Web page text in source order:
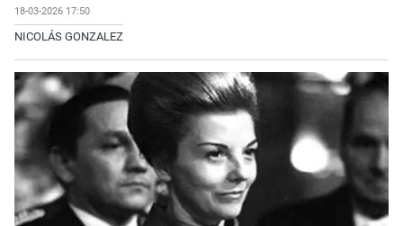
18-03-2026 17:50
NICOLÁS GONZALEZ